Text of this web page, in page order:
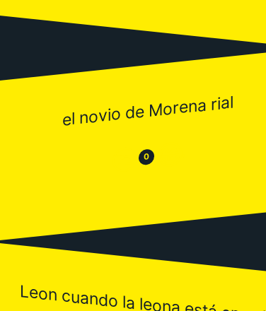
el novio de Morena rial
😒 0 😂